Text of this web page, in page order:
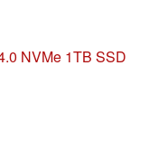
NVMe 1TB SSD